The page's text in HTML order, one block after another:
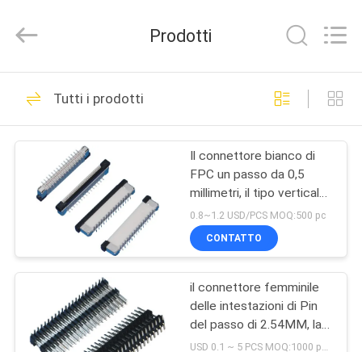
CASA
PRODOTTI
CIRCA
GIRO
FABBRICA
Electronics
Rights
rj45 Jack modulare
82
RJ45 Ethernet Jack
34
Prodotti
Tutti i prodotti
Il connettore bianco di
FPC un passo da 0,5
millimetri, il tipo verticale
Whait del connettore
30P SMT di Fpc Zif
Dold-Ha placcato
0.8~1.2 USD/PCS MOQ:500 pc
CONTATTO
il connettore femminile
delle intestazioni di Pin
del passo di 2.54MM, la
IMMERSIONE